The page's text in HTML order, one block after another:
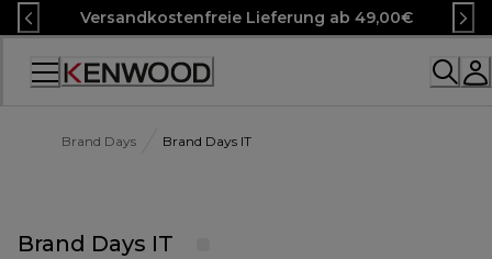
Skip
to
Content
Versandkostenfreie Lieferung ab 49,00€
Accessibility
Brand Days Brand Days IT
Brand Days IT